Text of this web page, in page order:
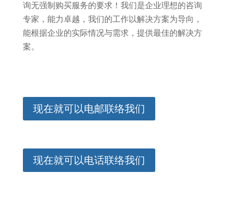
询无强制购买服务的要求！我们是企业理想的咨询
专家，能力卓越，我们的工作以解决方案为导向，
能根据企业的实际情况与需求，提供最佳的解决方
案。
现在就可以电邮联络我们
现在就可以电话联络我们